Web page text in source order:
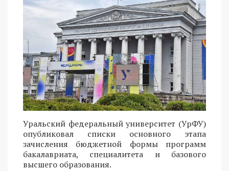
Уральский федеральный университет (УрФУ)
опубликовал списки основного этапа
зачисления бюджетной формы программ
бакалавриата, специалитета и базового
высшего образования.